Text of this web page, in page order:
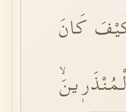
كَانَ